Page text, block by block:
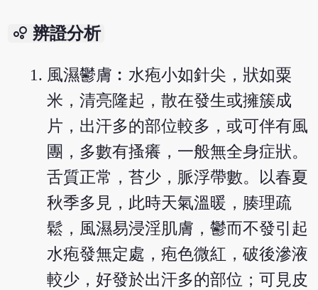
bubble_chart 辨證分析
風濕鬱膚︰水疱小如針尖，狀如粟
米，清亮隆起，散在發生或擁簇成
片，出汗多的部位較多，或可伴有風
團，多數有搔癢，一般無全身症狀。
舌質正常，苔少，脈浮帶數。以春夏
秋季多見，此時天氣溫暖，腠理疏
鬆，風濕易浸淫肌膚，鬱而不發引起
水疱發無定處，疱色微紅，破後滲液
較少，好發於出汗多的部位；可見皮